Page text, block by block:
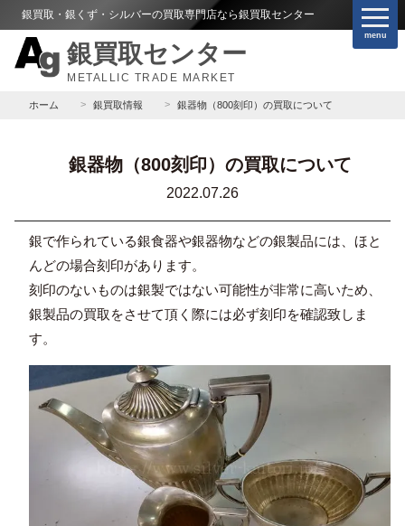
銀買取・銀くず・シルバーの買取専門店なら銀買取センター
銀買取センター
METALLIC TRADE MARKET
menu
ホーム 銀買取情報 銀器物（800刻印）の買取について
銀器物（800刻印）の買取について
2022.07.26
銀で作られている銀食器や銀器物などの銀製品には、ほと
んどの場合刻印があります。
刻印のないものは銀製ではない可能性が非常に高いため、
銀製品の買取をさせて頂く際には必ず刻印を確認致しま
す。